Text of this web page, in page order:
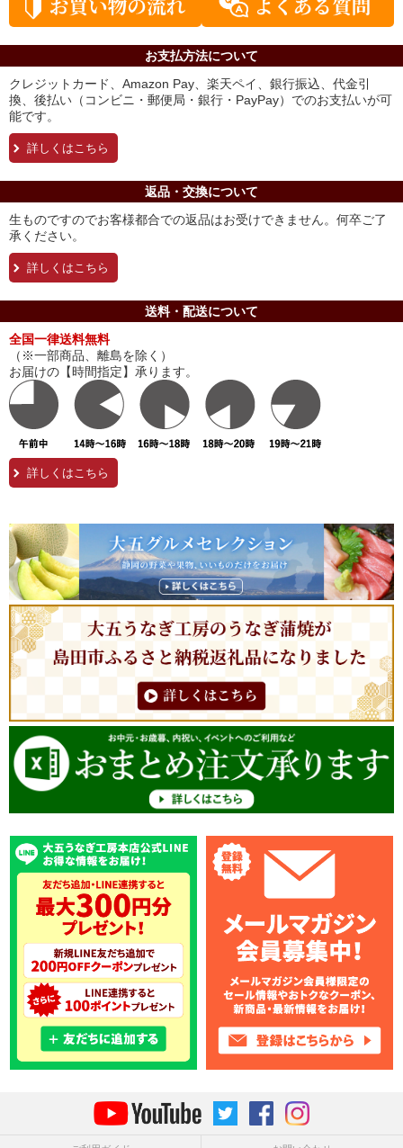
お支払方法について
クレジットカード、Amazon Pay、楽天ペイ、銀行振込、代金引
換、後払い（コンビニ・郵便局・銀行・PayPay）でのお支払いが可
能です。
詳しくはこちら
返品・交換について
生ものですのでお客様都合での返品はお受けできません。何卒ご了
承ください。
詳しくはこちら
送料・配送について
全国一律送料無料
（※一部商品、離島を除く）
お届けの【時間指定】承ります。
詳しくはこちら